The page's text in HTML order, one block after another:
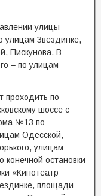
улицы
улицам Звездинке,
Пискунова. В
– по улицам
проходить по
шоссе с
№13 по
Одесской,
улицам
конечной остановки
«Кинотеатр
площади